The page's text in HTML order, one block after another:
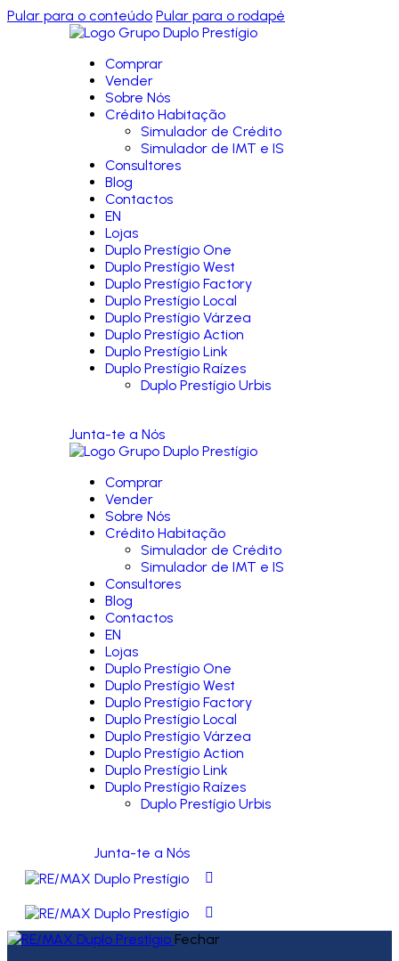
Pular para o conteúdo Pular para o rodapé
Comprar
Vender
Sobre Nós
Crédito Habitação
Simulador de Crédito
Simulador de IMT e IS
Consultores
Blog
Contactos
EN
Lojas
Duplo Prestígio One
Duplo Prestígio West
Duplo Prestígio Factory
Duplo Prestígio Local
Duplo Prestígio Várzea
Duplo Prestígio Action
Duplo Prestígio Link
Duplo Prestígio Raízes
Duplo Prestígio Urbis
Junta-te a Nós
Comprar
Vender
Sobre Nós
Crédito Habitação
Simulador de Crédito
Simulador de IMT e IS
Consultores
Blog
Contactos
EN
Lojas
Duplo Prestígio One
Duplo Prestígio West
Duplo Prestígio Factory
Duplo Prestígio Local
Duplo Prestígio Várzea
Duplo Prestígio Action
Duplo Prestígio Link
Duplo Prestígio Raízes
Duplo Prestígio Urbis
Junta-te a Nós
Fechar